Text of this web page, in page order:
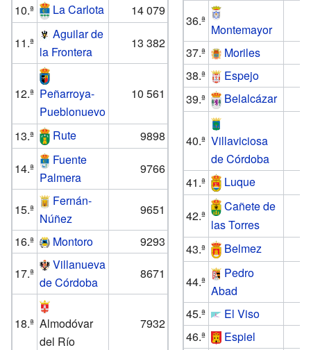
10.ª La Carlota 14 079
11.ª
Aguilar de
la Frontera
13 382
12.ª Peñarroya-
Pueblonuevo
10 561
13.ª Rute 9898
14.ª
Fuente
Palmera
9766
15.ª
Fernán-
Núñez
9651
16.ª
Montoro
9293
17.ª
Villanueva
de Córdoba
8671
18.ª Almodóvar
del Río
7932
36.ª
Montemayor
37.ª
Moriles
38.ª
Espejo
39.ª
Belalcázar
40.ª Villaviciosa
de Córdoba
41.ª
Luque
42.ª
Cañete de
las Torres
43.ª
Belmez
44.ª
Pedro
Abad
45.ª
El Viso
46.ª
Espiel